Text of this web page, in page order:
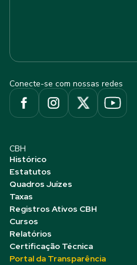
Conecte-se com nossas redes
CBH
Histórico
Estatutos
Quadros Juízes
Taxas
Registros Ativos CBH
Cursos
Relatórios
Certificação Técnica
Portal da Transparência